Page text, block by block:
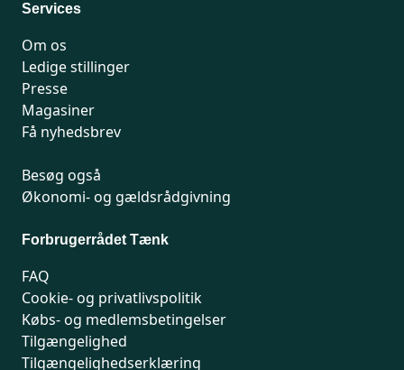
Services
Om os
Ledige stillinger
Presse
Magasiner
Få nyhedsbrev
Besøg også
Økonomi- og gældsrådgivning
Forbrugerrådet Tænk
FAQ
Cookie- og privatlivspolitik
Købs- og medlemsbetingelser
Tilgængelighed
Tilgængelighedserklæring